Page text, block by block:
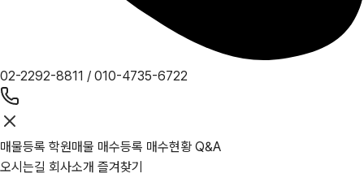
02-2292-8811 / 010-4735-6722
매물등록 학원매물 매수등록 매수현황 Q&A
오시는길 회사소개 즐겨찾기